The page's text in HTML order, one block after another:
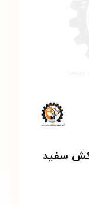
سفید